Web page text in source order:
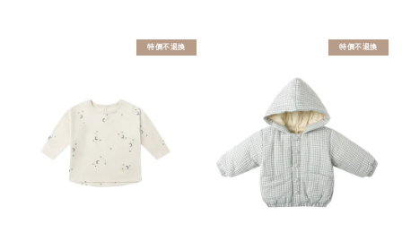
特價不退換 特價不退換